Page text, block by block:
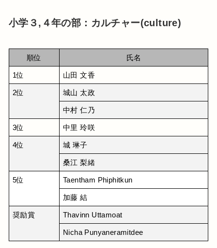
小学３,４年の部：カルチャー(culture)
順位 氏名
1位 山田 文香
2位 城山 太政
中村 仁乃
3位 中里 玲咲
4位 城 琳子
桑江 梨緒
5位 Taentham Phiphitkun
加藤 結
奨励賞 Thavinn Uttamoat
Nicha Punyaneramitdee